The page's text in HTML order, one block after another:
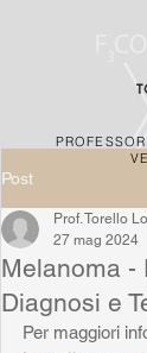
Post
Melanoma -
Diagnosi e
Prof. Torello
27 mag 2024
Per maggiori